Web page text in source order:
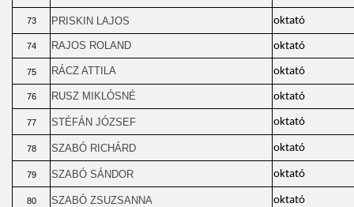
73 PRISKIN LAJOS oktató
74 RAJOS ROLAND oktató
75 RÁCZ ATTILA oktató
76 RUSZ MIKLÓSNÉ oktató
77 STÉFÁN JÓZSEF oktató
78 SZABÓ RICHÁRD oktató
79 SZABÓ SÁNDOR oktató
80 SZABÓ ZSUZSANNA oktató